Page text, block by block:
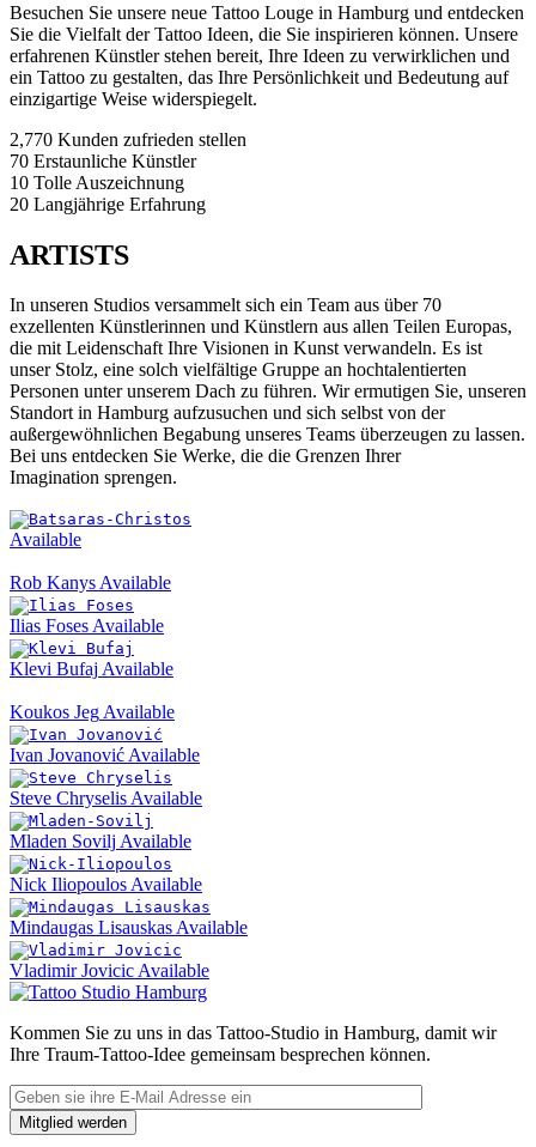
Besuchen Sie unsere neue Tattoo Louge in Hamburg und entdecken
Sie die Vielfalt der Tattoo Ideen, die Sie inspirieren können. Unsere
erfahrenen Künstler stehen bereit, Ihre Ideen zu verwirklichen und
ein Tattoo zu gestalten, das Ihre Persönlichkeit und Bedeutung auf
einzigartige Weise widerspiegelt.
2,770 Kunden zufrieden stellen
70 Erstaunliche Künstler
10 Tolle Auszeichnung
20 Langjährige Erfahrung
ARTISTS
In unseren Studios versammelt sich ein Team aus über 70
exzellenten Künstlerinnen und Künstlern aus allen Teilen Europas,
die mit Leidenschaft Ihre Visionen in Kunst verwandeln. Es ist
unser Stolz, eine solch vielfältige Gruppe an hochtalentierten
Personen unter unserem Dach zu führen. Wir ermutigen Sie, unseren
Standort in Hamburg aufzusuchen und sich selbst von der
außergewöhnlichen Begabung unseres Teams überzeugen zu lassen.
Bei uns entdecken Sie Werke, die die Grenzen Ihrer
Imagination sprengen.
Available
Rob KanysAvailable
Ilias FosesAvailable
Klevi Bufaj Available
Koukos JegAvailable
Ivan JovanovićAvailable
Steve ChryselisAvailable
Mladen Sovilj Available
Nick IliopoulosAvailable
Mindaugas LisauskasAvailable
Vladimir JovicicAvailable
Kommen Sie zu uns in das Tattoo-Studio in Hamburg, damit wir
Ihre Traum-Tattoo-Idee gemeinsam besprechen können.